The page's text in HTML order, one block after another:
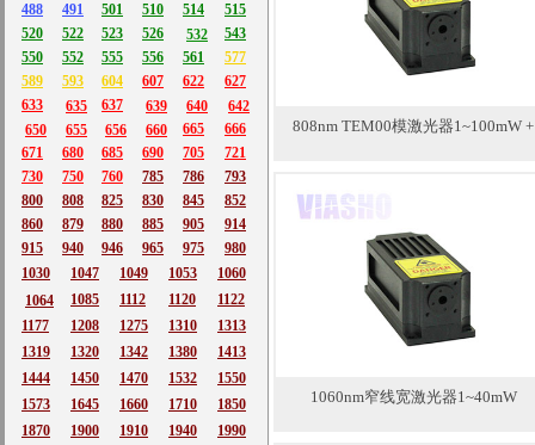
808nm TEM00模激光器1~100mW +
1060nm窄线宽激光器1~40mW
532
635 639 640
642
650
655 656 660
1064
488
491
501
510 514
515
520
522 523 526
543
550
555
552 556 561
577
589
593 604
607
633
627
622
637
665
666
671
685 705
690
721
760
750
730
680
785
786
793
800
808
885
980
975
965
880
879
860
946
940
852
845
830
825
905
914
915
1047
1030 1049
1053
1085
1060
1310
1444
1660
1380
1990
1940
1470
1710
1208
1645
1275
1342
1573
1550
1320
1319
1313
1413
1532
1850
1450
1870 1900
1910
1122
1177
1120
1112